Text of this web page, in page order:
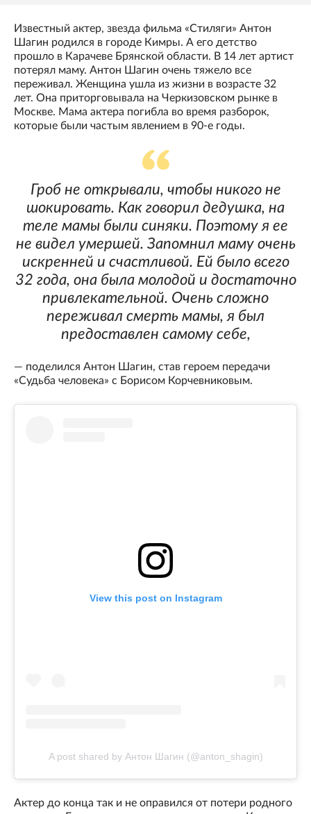
Известный актер, звезда фильма «Стиляги» Антон
Шагин родился в городе Кимры. А его детство
прошло в Карачеве Брянской области. В 14 лет артист
потерял маму. Антон Шагин очень тяжело все
переживал. Женщина ушла из жизни в возрасте 32
лет. Она приторговывала на Черкизовском рынке в
Москве. Мама актера погибла во время разборок,
которые были частым явлением в 90-е годы.
Гроб не открывали, чтобы никого не
шокировать. Как говорил дедушка, на
теле мамы были синяки. Поэтому я ее
не видел умершей. Запомнил маму очень
искренней и счастливой. Ей было всего
32 года, она была молодой и достаточно
привлекательной. Очень сложно
переживал смерть мамы, я был
предоставлен самому себе,
— поделился Антон Шагин, став героем передачи
«Судьба человека» с Борисом Корчевниковым.
View this post on Instagram
A post shared by Антон Шагин (@anton_shagin)
Актер до конца так и не оправился от потери родного